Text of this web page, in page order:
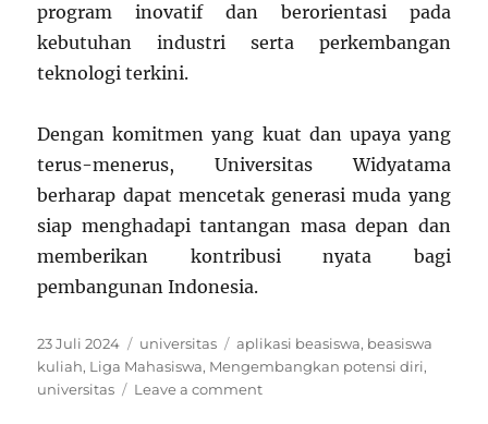
program inovatif dan berorientasi pada
kebutuhan industri serta perkembangan
teknologi terkini.
Dengan komitmen yang kuat dan upaya yang
terus-menerus, Universitas Widyatama
berharap dapat mencetak generasi muda yang
siap menghadapi tantangan masa depan dan
memberikan kontribusi nyata bagi
pembangunan Indonesia.
Posted
on
23 Juli 2024 Categories
universitas Tags
aplikasi beasiswa, beasiswa
kuliah, Liga Mahasiswa, Mengembangkan potensi diri,
universitas
Leave a commenton